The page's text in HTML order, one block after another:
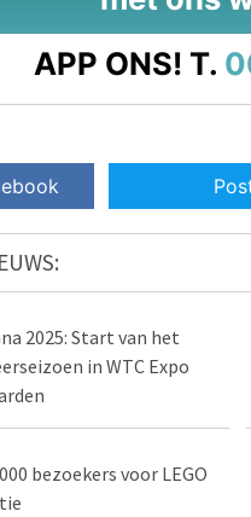
APP ONS! T.
2025: Start van het
in WTC Expo
bezoekers voor LEGO